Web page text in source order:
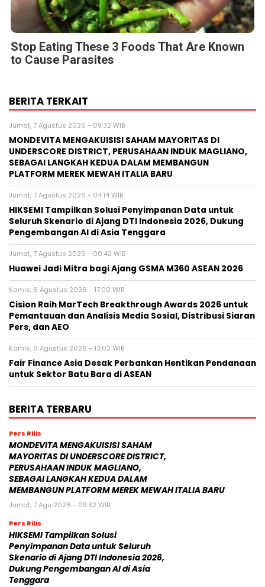
Stop Eating These 3 Foods That Are Known
to Cause Parasites
BERITA TERKAIT
Jumat, 7 Agustus 2026 - 09:32 WIB
MONDEVITA MENGAKUISISI SAHAM MAYORITAS DI
UNDERSCORE DISTRICT, PERUSAHAAN INDUK MAGLIANO,
SEBAGAI LANGKAH KEDUA DALAM MEMBANGUN
PLATFORM MEREK MEWAH ITALIA BARU
Jumat, 7 Agustus 2026 - 04:14 WIB
HIKSEMI Tampilkan Solusi Penyimpanan Data untuk
Seluruh Skenario di Ajang DTI Indonesia 2026, Dukung
Pengembangan AI di Asia Tenggara
Jumat, 7 Agustus 2026 - 00:42 WIB
Huawei Jadi Mitra bagi Ajang GSMA M360 ASEAN 2026
Kamis, 6 Agustus 2026 - 17:00 WIB
Cision Raih MarTech Breakthrough Awards 2026 untuk
Pemantauan dan Analisis Media Sosial, Distribusi Siaran
Pers, dan AEO
Kamis, 6 Agustus 2026 - 13:02 WIB
Fair Finance Asia Desak Perbankan Hentikan Pendanaan
untuk Sektor Batu Bara di ASEAN
BERITA TERBARU
Pers Rilis
MONDEVITA MENGAKUISISI SAHAM
MAYORITAS DI UNDERSCORE DISTRICT,
PERUSAHAAN INDUK MAGLIANO,
SEBAGAI LANGKAH KEDUA DALAM
MEMBANGUN PLATFORM MEREK MEWAH ITALIA BARU
Jumat, 7 Agu 2026 - 09:32 WIB
Pers Rilis
HIKSEMI Tampilkan Solusi
Penyimpanan Data untuk Seluruh
Skenario di Ajang DTI Indonesia 2026,
Dukung Pengembangan AI di Asia
Tenggara